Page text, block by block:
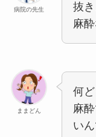
病院の先生
抜き
麻酔
ままどん
何
麻
い